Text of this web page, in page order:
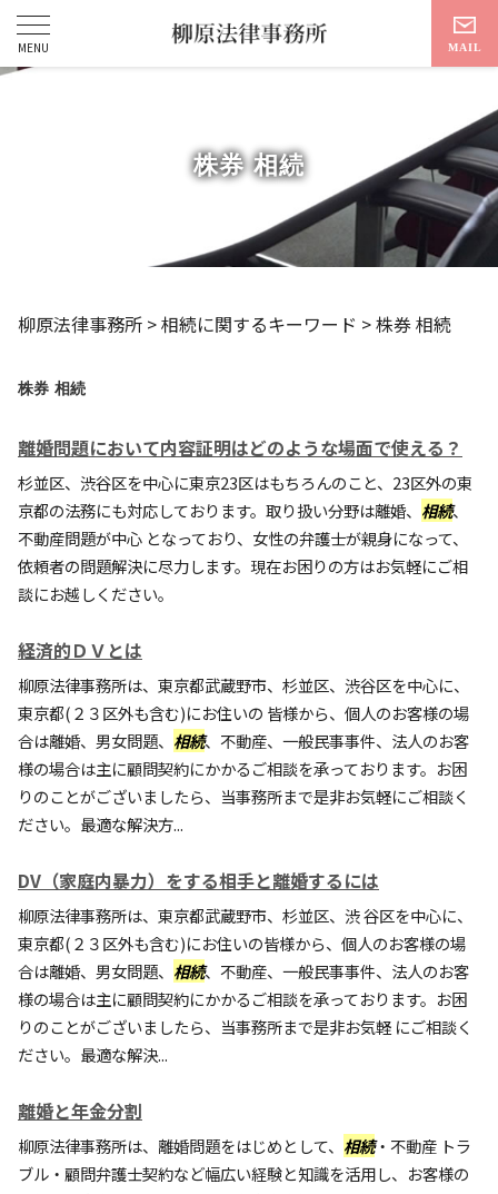
株券 相続
柳原法律事務所 >相続に関するキーワード >株券 相続
株券 相続
離婚問題において内容証明はどのような場面で使える？
杉並区、渋谷区を中心に東京23区はもちろんのこと、23区外の東
京都の法務にも対応しております。取り扱い分野は離婚、 相続、
不動産問題が中心 となっており、女性の弁護士が親身になって、
依頼者の問題解決に尽力します。現在お困りの方はお気軽にご相
談にお越しください。
経済的ＤＶとは
柳原法律事務所は、東京都武蔵野市、杉並区、渋谷区を中心に、
東京都(２３区外も含む)にお住いの 皆様から、個人のお客様の場
合は離婚、男女問題、 相続、不動産、一般民事事件、法人のお客
様の場合は主に顧問契約にかかるご相談を承っております。お困
りのことがございましたら、当事務所まで是非お気軽にご相談く
ださい。最適な解決方...
DV（家庭内暴力）をする相手と離婚するには
柳原法律事務所は、東京都武蔵野市、杉並区、渋 谷区を中心に、
東京都(２３区外も含む)にお住いの皆様から、個人のお客様の場
合は離婚、男女問題、 相続、不動産、一般民事事件、法人のお客
様の場合は主に顧問契約にかかるご相談を承っております。お困
りのことがございましたら、当事務所まで是非お気軽 にご相談く
ださい。最適な解決...
離婚と年金分割
柳原法律事務所は、離婚問題をはじめとして、 相続・不動産 トラ
ブル・顧問弁護士契約など幅広い経験と知識を活用し、お客様の